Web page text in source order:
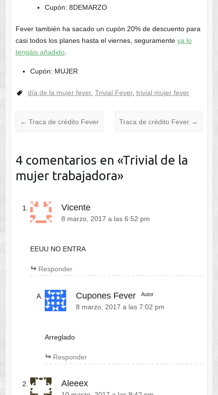
Cupón: 8DEMARZO
Fever también ha sacado un cupón 20% de descuento para
casi todos los planes hasta el viernes, seguramente ya lo
tengáis añadido.
Cupón: MUJER
día de la mujer fever, Trivial Fever, trivial mujer fever
← Traca de crédito Fever Traca de crédito Fever →
4 comentarios en «Trivial de la
mujer trabajadora»
Vicente
8 marzo, 2017 a las 6:52 pm
EEUU NO ENTRA
Responder
Cupones Fever Autor
8 marzo, 2017 a las 7:02 pm
Arreglado
Responder
Aleeex